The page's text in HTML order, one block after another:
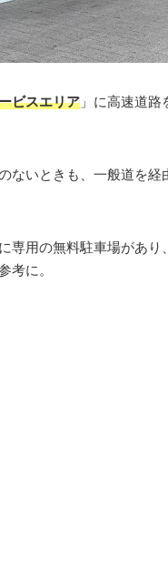
ビスエリア 」に高速道
ないときも、一般道を
専用の無料駐車場があ
考に。